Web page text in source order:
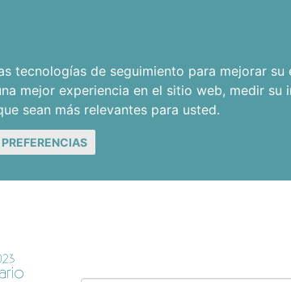
tecnologías de seguimiento para mejorar
mejor experiencia en el sitio web, medir su
sean más relevantes para usted.